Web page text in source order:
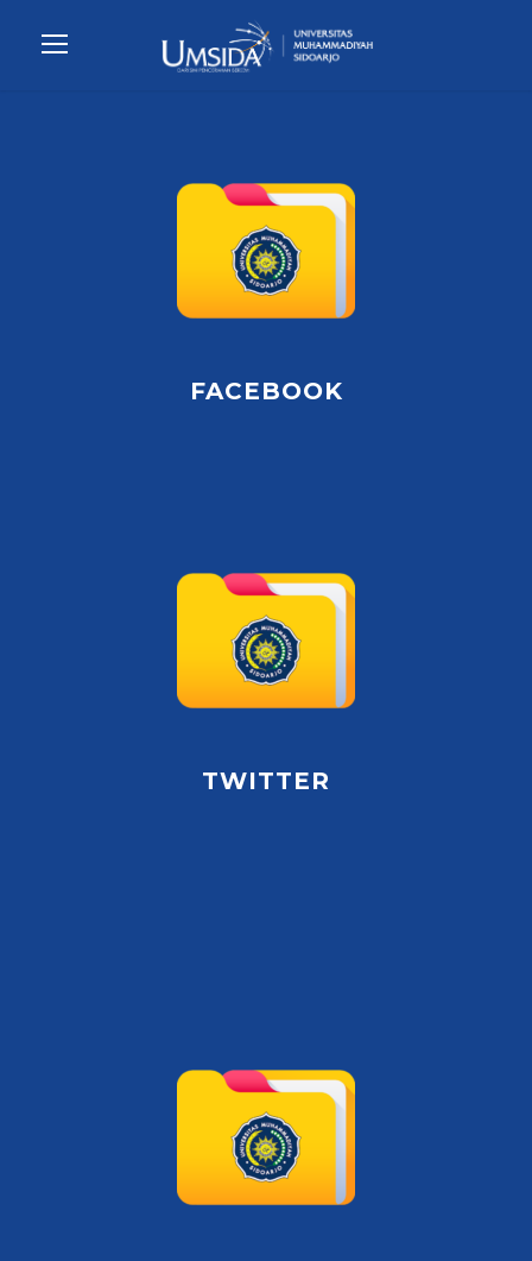
FACEBOOK
TWITTER